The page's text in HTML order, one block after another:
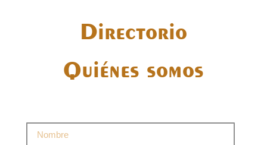
Directorio
Quiénes somos